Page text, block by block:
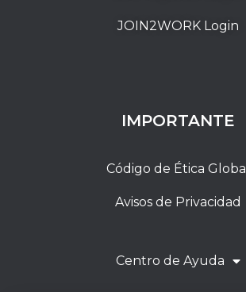
JOIN2WORK Login
IMPORTANTE
Código de Ética Global
Avisos de Privacidad
Centro de Ayuda